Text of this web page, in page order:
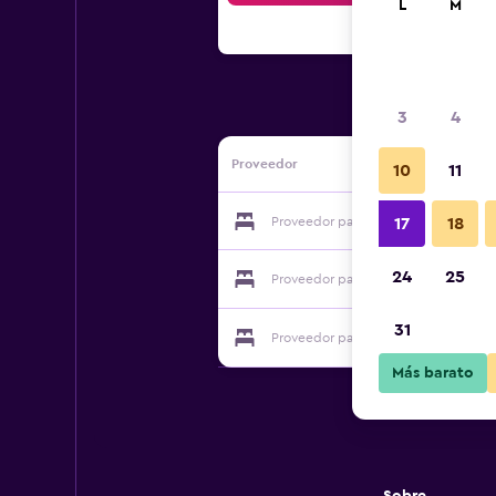
Proveedor
Proveedor para Hotel Lamm
Proveedor para Hotel Lamm
Proveedor para Hotel Lamm
L M
3 4
10 11
17 18
24 25
31
Más barato